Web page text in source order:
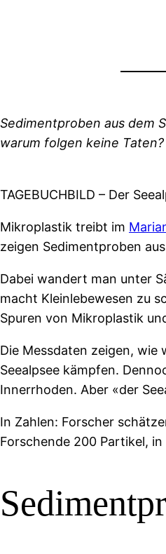
Sedimentproben aus dem
warum folgen keine
TAGEBUCHBILD – Der
Mikroplastik treibt im
zeigen Sedimentproben
Dabei wandert man unter
macht Kleinlebewesen zu
Spuren von Mikroplastik
Die Messdaten zeigen, wie
Seealpsee kämpfen.
Innerrhoden. Aber «der
In Zahlen: Forscher
Forschende 200 Partikel,